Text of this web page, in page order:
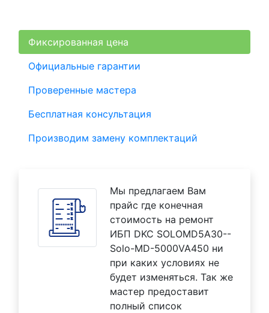
Фиксированная цена
Официальные гарантии
Проверенные мастера
Бесплатная консультация
Производим замену комплектаций
Мы предлагаем Вам
прайс где конечная
стоимость на ремонт
ИБП DKC SOLOMD5A30--
Solo-MD-5000VA450 ни
при каких условиях не
будет изменяться. Так же
мастер предоставит
полный список